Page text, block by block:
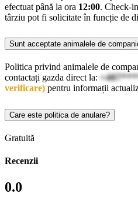
efectuat până la ora 12:00. Check-
târziu pot fi solicitate în funcție de
Sunt acceptate animalele de
Politica privind animalele de
contactați gazda direct la:
verificare) pentru informații
Care este politica de anulare?
Gratuită
Recenzii
0.0